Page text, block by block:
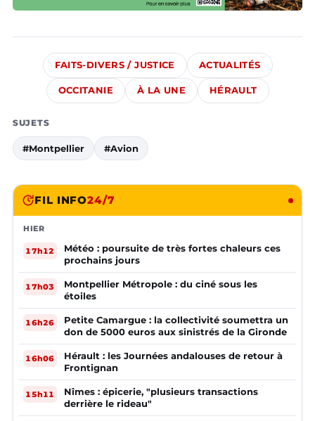
FAITS-DIVERS / JUSTICE ACTUALITÉS
OCCITANIE À LA UNE HÉRAULT
SUJETS
#Montpellier #Avion
FIL INFO24/7
HIER
17h12
Météo : poursuite de très fortes chaleurs ces
prochains jours
17h03
Montpellier Métropole : du ciné sous les
étoiles
16h26
Petite Camargue : la collectivité soumettra un
don de 5000 euros aux sinistrés de la Gironde
16h06
Hérault : les Journées andalouses de retour à
Frontignan
15h11
Nîmes : épicerie, "plusieurs transactions
derrière le rideau"